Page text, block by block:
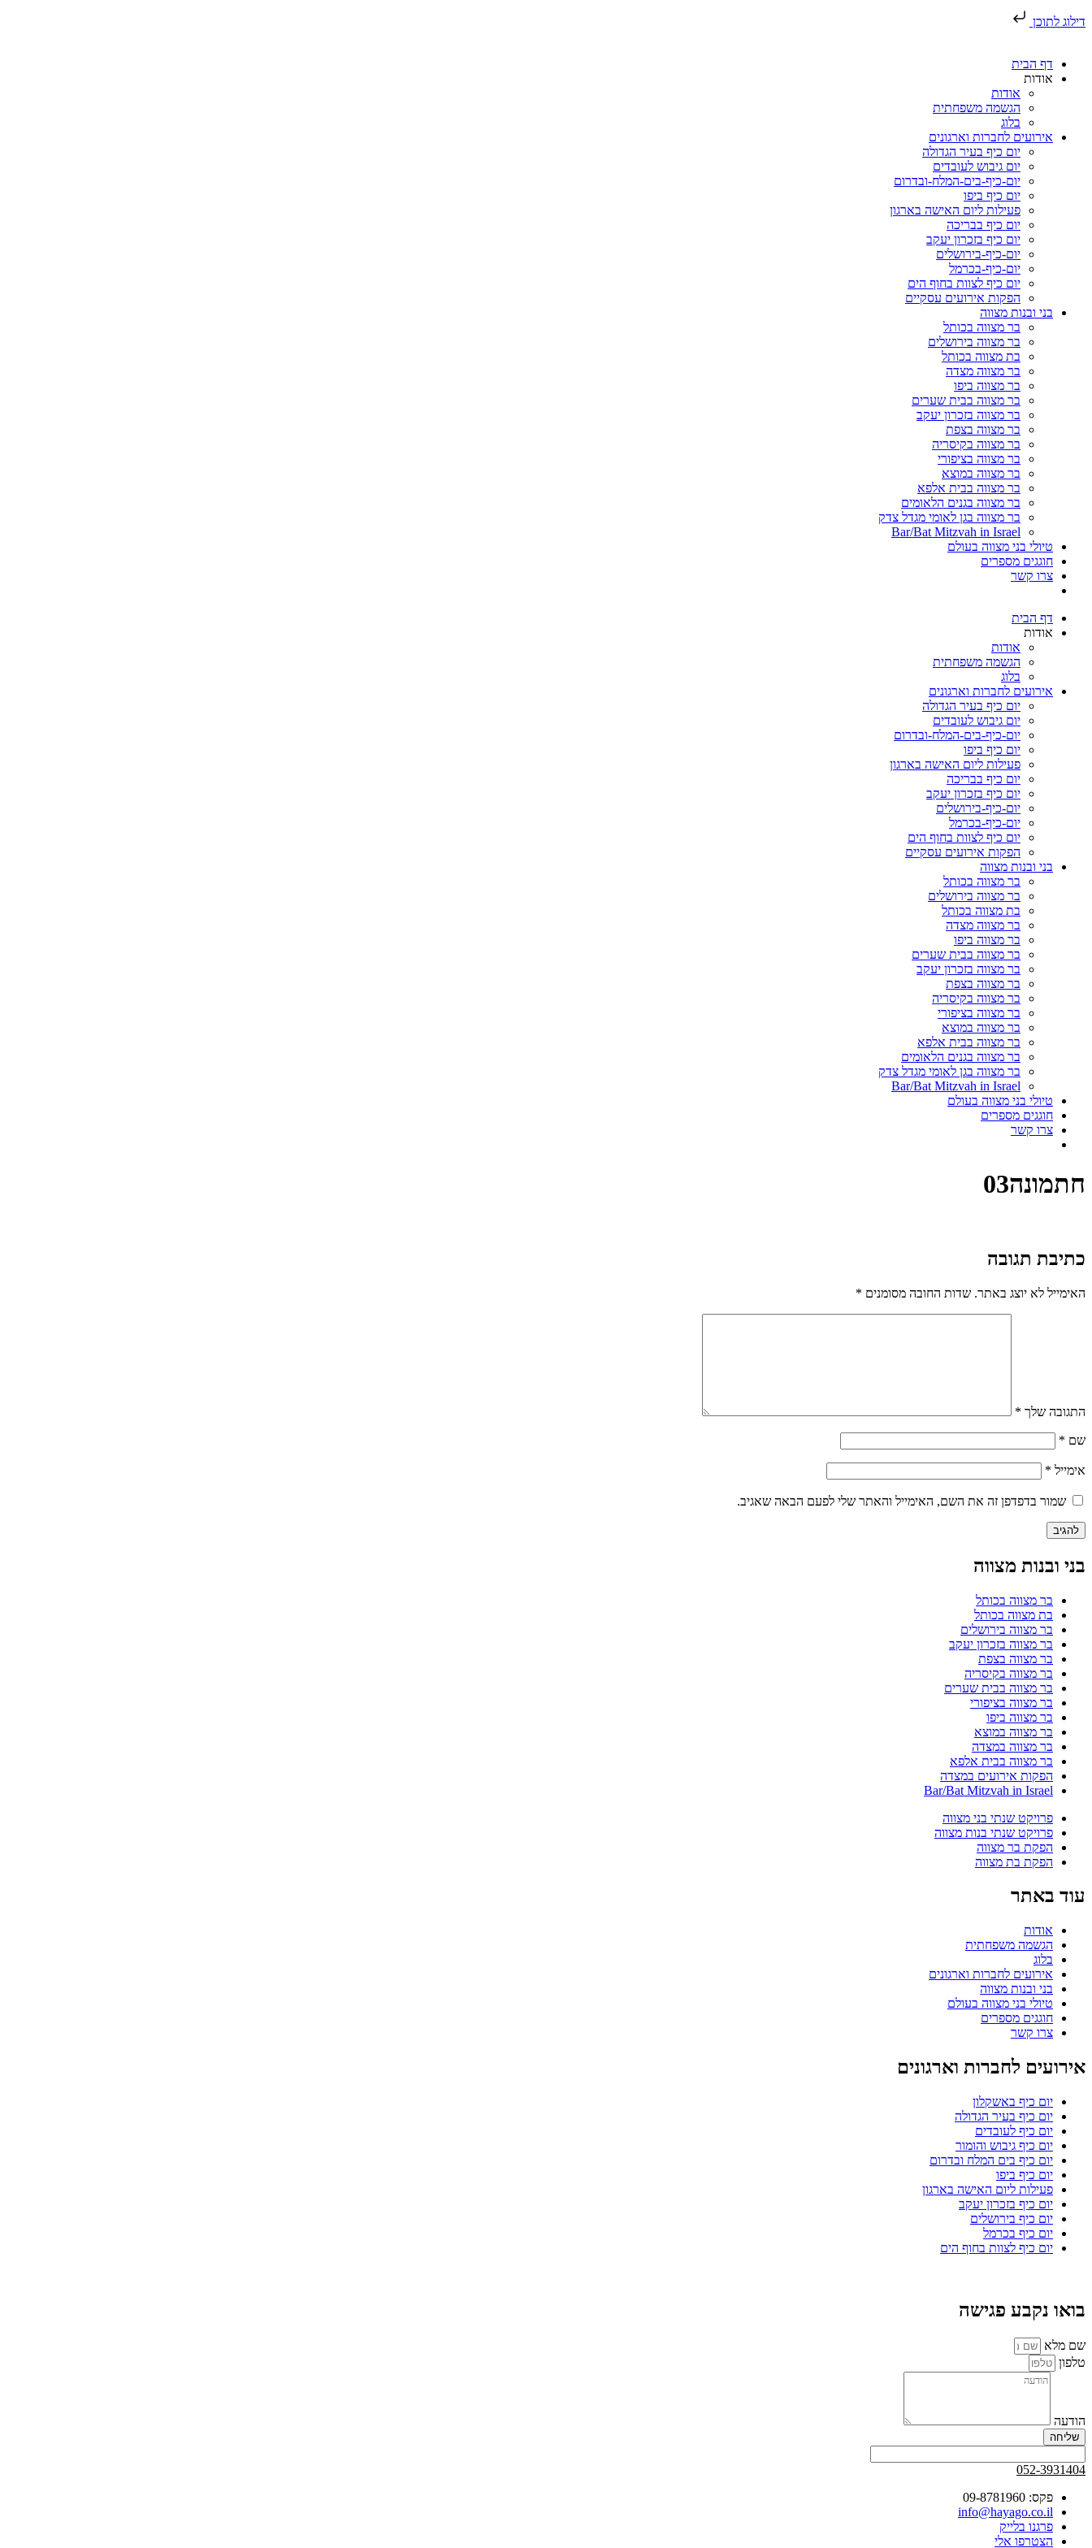
דילוג לתוכן
דף הבית
אודות
אודות
הגשמה משפחתית
בלוג
אירועים לחברות וארגונים
יום כיף בעיר הגדולה
יום גיבוש לעובדים
יום-כיף-בים-המלח-ובדרום
יום כיף ביפו
פעילות ליום האישה בארגון
יום כיף בבריכה
יום כיף בזכרון יעקב
יום-כיף-בירושלים
יום-כיף-בכרמל
יום כיף לצוות בחוף הים
הפקות אירועים עסקיים
בני ובנות מצווה
בר מצווה בכותל
בר מצווה בירושלים
בת מצווה בכותל
בר מצווה מצדה
בר מצווה ביפו
בר מצווה בבית שערים
בר מצווה בזכרון יעקב
בר מצווה בצפת
בר מצווה בקיסריה
בר מצווה בציפורי
בר מצווה במוצא
בר מצווה בבית אלפא
בר מצווה בגנים הלאומים
בר מצווה בגן לאומי מגדל צדק
Bar/Bat Mitzvah in Israel
טיולי בני מצווה בעולם
חוגגים מספרים
צרו קשר
דף הבית
אודות
אודות
הגשמה משפחתית
בלוג
אירועים לחברות וארגונים
יום כיף בעיר הגדולה
יום גיבוש לעובדים
יום-כיף-בים-המלח-ובדרום
יום כיף ביפו
פעילות ליום האישה בארגון
יום כיף בבריכה
יום כיף בזכרון יעקב
יום-כיף-בירושלים
יום-כיף-בכרמל
יום כיף לצוות בחוף הים
הפקות אירועים עסקיים
בני ובנות מצווה
בר מצווה בכותל
בר מצווה בירושלים
בת מצווה בכותל
בר מצווה מצדה
בר מצווה ביפו
בר מצווה בבית שערים
בר מצווה בזכרון יעקב
בר מצווה בצפת
בר מצווה בקיסריה
בר מצווה בציפורי
בר מצווה במוצא
בר מצווה בבית אלפא
בר מצווה בגנים הלאומים
בר מצווה בגן לאומי מגדל צדק
Bar/Bat Mitzvah in Israel
טיולי בני מצווה בעולם
חוגגים מספרים
צרו קשר
חתמונה03
כתיבת תגובה
האימייל לא יוצג באתר. שדות החובה מסומנים *
התגובה שלך *
שם *
אימייל *
שמור בדפדפן זה את השם, האימייל והאתר שלי לפעם הבאה שאגיב.
בני ובנות מצווה
בר מצווה בכותל
בת מצווה בכותל
בר מצווה בירושלים
בר מצווה בזכרון יעקב
בר מצווה בצפת
בר מצווה בקיסריה
בר מצווה בבית שערים
בר מצווה בציפורי
בר מצווה ביפו
בר מצווה במוצא
בר מצווה במצדה
בר מצווה בבית אלפא
הפקות אירועים במצדה
Bar/Bat Mitzvah in Israel
פרויקט שנתי בני מצווה
פרויקט שנתי בנות מצווה
הפקת בר מצווה
הפקת בת מצווה
עוד באתר
אודות
הגשמה משפחתית
בלוג
אירועים לחברות וארגונים
בני ובנות מצווה
טיולי בני מצווה בעולם
חוגגים מספרים
צרו קשר
אירועים לחברות וארגונים
יום כיף באשקלון
יום כיף בעיר הגדולה
יום כיף לעובדים
יום כיף גיבוש והומור
יום כיף בים המלח ובדרום
יום כיף ביפו
פעילות ליום האישה בארגון
יום כיף בזכרון יעקב
יום כיף בירושלים
יום כיף בכרמל
יום כיף לצוות בחוף הים
בואו נקבע פגישה
שם מלא
טלפון
הודעה
שליחה
052-3931404
פקס: 09-8781960
info@hayago.co.il
פרגנו בלייק
הצטרפו אלי